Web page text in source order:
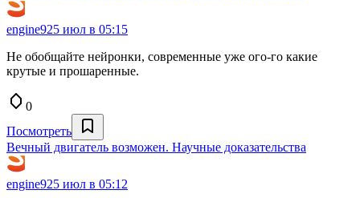
engine925 июл в 05:15
Не обобщайте нейронки, современные уже ого-го какие
крутые и прошаренные.
0
Посмотреть
Вечный двигатель возможен. Научные доказательства
engine925 июл в 05:12